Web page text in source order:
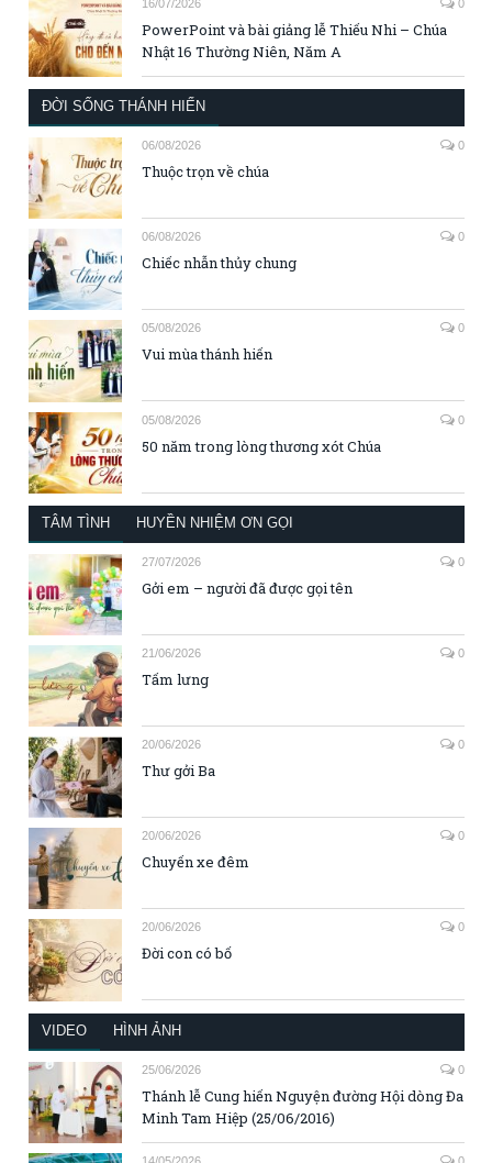
16/07/2026 0
PowerPoint và bài giảng lễ Thiếu Nhi – Chúa
Nhật 16 Thường Niên, Năm A
ĐỜI SỐNG THÁNH HIẾN
06/08/2026 0
Thuộc trọn về chúa
06/08/2026 0
Chiếc nhẫn thủy chung
05/08/2026 0
Vui mùa thánh hiến
05/08/2026 0
50 năm trong lòng thương xót Chúa
TÂM TÌNH HUYỀN NHIỆM ƠN GỌI
27/07/2026 0
Gởi em – người đã được gọi tên
21/06/2026 0
Tấm lưng
20/06/2026 0
Thư gởi Ba
20/06/2026 0
Chuyến xe đêm
20/06/2026 0
Đời con có bố
VIDEO HÌNH ẢNH
25/06/2026 0
Thánh lễ Cung hiến Nguyện đường Hội dòng Đa
Minh Tam Hiệp (25/06/2016)